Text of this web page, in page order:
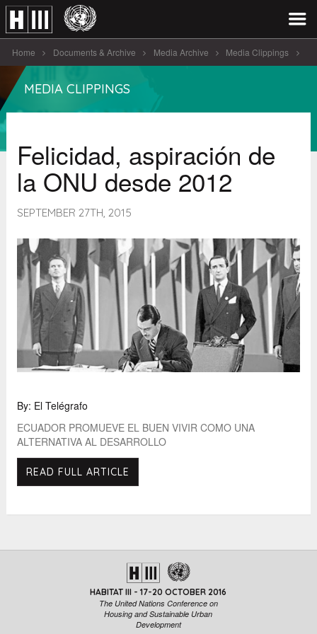
Home Documents & Archive Media Archive Media Clippings
Felicidad, aspiración de la ONU [...]
MEDIA CLIPPINGS
Felicidad, aspiración de
la ONU desde 2012
SEPTEMBER 27TH, 2015
By: El Telégrafo
ECUADOR PROMUEVE EL BUEN VIVIR COMO UNA
ALTERNATIVA AL DESARROLLO
READ FULL ARTICLE
HABITAT III - 17-20 OCTOBER 2016
The United Nations Conference on
Housing and Sustainable Urban
Development